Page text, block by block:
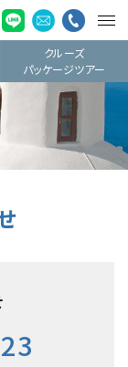
クルーズ
パッケージツアー